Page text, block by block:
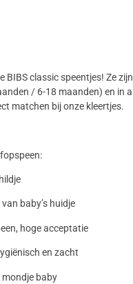
BIBS classic speentjes! Ze
/ 6-18 maanden) en in
matchen bij onze kleertjes.
baby’s huidje
hoge acceptatie
en zacht
baby